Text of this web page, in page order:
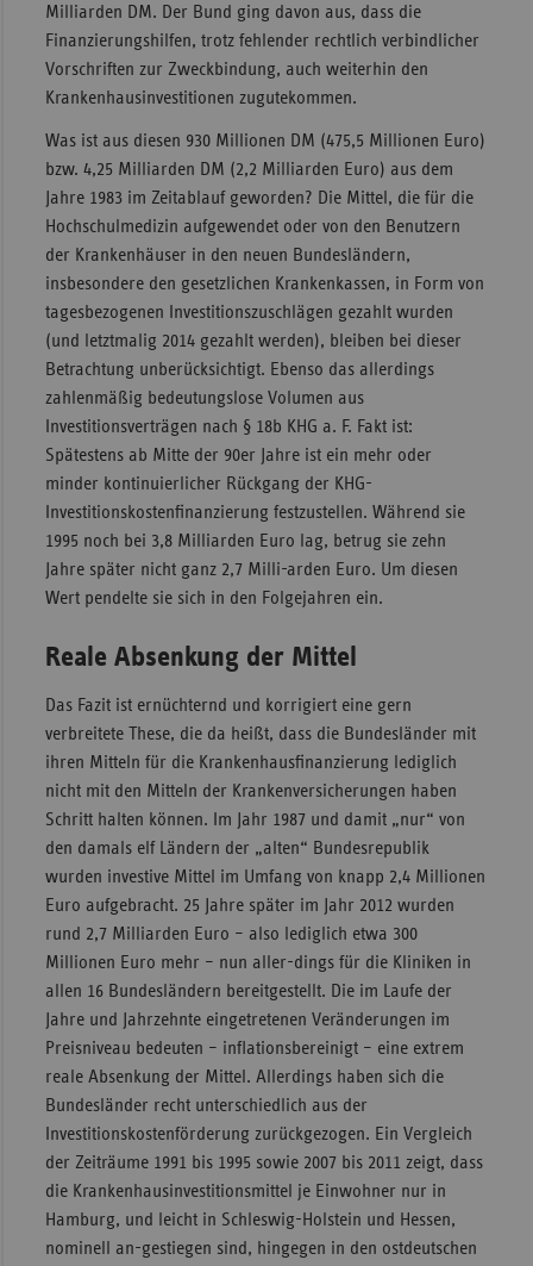
Milliarden DM. Der Bund ging davon aus, dass die
Finanzierungshilfen, trotz fehlender rechtlich verbindlicher
Vorschriften zur Zweckbindung, auch weiterhin den
Krankenhausinvestitionen zugutekommen.
Was ist aus diesen 930 Millionen DM (475,5 Millionen Euro)
bzw. 4,25 Milliarden DM (2,2 Milliarden Euro) aus dem
Jahre 1983 im Zeitablauf geworden? Die Mittel, die für die
Hochschulmedizin aufgewendet oder von den Benutzern
der Krankenhäuser in den neuen Bundesländern,
insbesondere den gesetzlichen Krankenkassen, in Form von
tagesbezogenen Investitionszuschlägen gezahlt wurden
(und letztmalig 2014 gezahlt werden), bleiben bei dieser
Betrachtung unberücksichtigt. Ebenso das allerdings
zahlenmäßig bedeutungslose Volumen aus
Investitionsverträgen nach § 18b KHG a. F. Fakt ist:
Spätestens ab Mitte der 90er Jahre ist ein mehr oder
minder kontinuierlicher Rückgang der KHG-
Investitionskostenfinanzierung festzustellen. Während sie
1995 noch bei 3,8 Milliarden Euro lag, betrug sie zehn
Jahre später nicht ganz 2,7 Milli-arden Euro. Um diesen
Wert pendelte sie sich in den Folgejahren ein.
Reale Absenkung der Mittel
Das Fazit ist ernüchternd und korrigiert eine gern
verbreitete These, die da heißt, dass die Bundesländer mit
ihren Mitteln für die Krankenhausfinanzierung lediglich
nicht mit den Mitteln der Krankenversicherungen haben
Schritt halten können. Im Jahr 1987 und damit „nur“ von
den damals elf Ländern der „alten“ Bundesrepublik
wurden investive Mittel im Umfang von knapp 2,4 Millionen
Euro aufgebracht. 25 Jahre später im Jahr 2012 wurden
rund 2,7 Milliarden Euro – also lediglich etwa 300
Millionen Euro mehr – nun aller-dings für die Kliniken in
allen 16 Bundesländern bereitgestellt. Die im Laufe der
Jahre und Jahrzehnte eingetretenen Veränderungen im
Preisniveau bedeuten – inflationsbereinigt – eine extrem
reale Absenkung der Mittel. Allerdings haben sich die
Bundesländer recht unterschiedlich aus der
Investitionskostenförderung zurückgezogen. Ein Vergleich
der Zeiträume 1991 bis 1995 sowie 2007 bis 2011 zeigt, dass
die Krankenhausinvestitionsmittel je Einwohner nur in
Hamburg, und leicht in Schleswig-Holstein und Hessen,
nominell an-gestiegen sind, hingegen in den ostdeutschen